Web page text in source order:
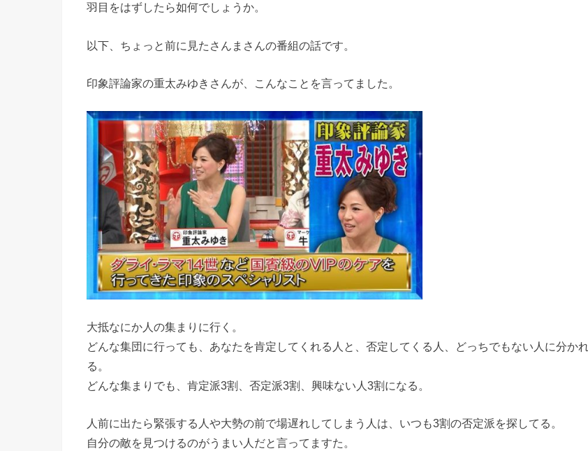
羽目をはずしたら如何でしょうか。
以下、ちょっと前に見たさんまさんの番組の話です。
印象評論家の重太みゆきさんが、こんなことを言ってました。
大抵なにか人の集まりに行く。
どんな集団に行っても、あなたを肯定してくれる人と、否定してくる人、どっちでもない人に分かれ
る。
どんな集まりでも、肯定派3割、否定派3割、興味ない人3割になる。
人前に出たら緊張する人や大勢の前で場遅れしてしまう人は、いつも3割の否定派を探してる。
自分の敵を見つけるのがうまい人だと言ってますた。